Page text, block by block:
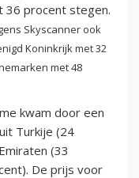
36 procent stegen.
Skyscanner ook
Koninkrijk met 32
met 48
kwam door een
Turkije (24
(33
De prijs voor